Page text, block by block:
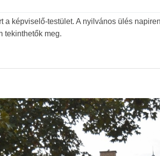
a képviselő-testület. A nyilvános ülés
tekinthetők meg.